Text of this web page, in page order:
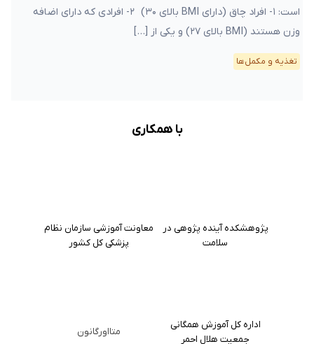
است: ۱- افراد چاق (دارای BMI بالای ۳۰) ۲- افرادی که دارای اضافه
وزن هستند (BMI بالای ۲۷) و یکی از […]
تغذیه و مکمل‌ها
با همکاری
پژوهشکده آینده پژوهی در
سلامت
معاونت آموزشی سازمان نظام
پزشکی کل کشور
اداره کل آموزش همگانی
جمعیت هلال احمر
متااورگانون